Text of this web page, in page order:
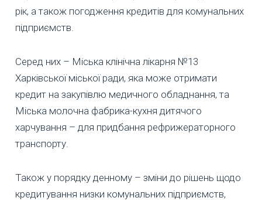
рік, а також погодження кредитів для комунальних
підприємств.
Серед них – Міська клінічна лікарня №13
Харківської міської ради, яка може отримати
кредит на закупівлю медичного обладнання, та
Міська молочна фабрика-кухня дитячого
харчування – для придбання рефрижераторного
транспорту.
Також у порядку денному – зміни до рішень щодо
кредитування низки комунальних підприємств,